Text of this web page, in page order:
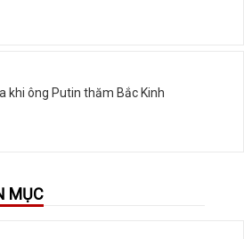
khi ông Putin thăm Bắc Kinh
MỤC